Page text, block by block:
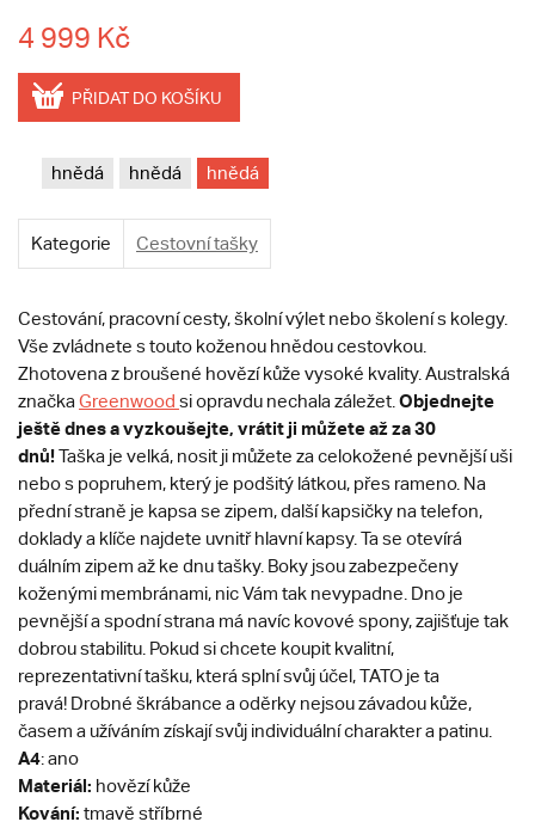
4 999 Kč
PŘIDAT DO KOŠÍKU
hnědá hnědá hnědá
Kategorie Cestovní tašky
Cestování, pracovní cesty, školní výlet nebo školení s kolegy.
Vše zvládnete s touto koženou hnědou cestovkou.
Zhotovena z broušené hovězí kůže vysoké kvality. Australská
značka Greenwood si opravdu nechala záležet. Objednejte
ještě dnes a vyzkoušejte, vrátit ji můžete až za 30
dnů!Taška je velká, nosit ji můžete za celokožené pevnější uši
nebo s popruhem, který je podšitý látkou, přes rameno. Na
přední straně je kapsa se zipem, další kapsičky na telefon,
doklady a klíče najdete uvnitř hlavní kapsy. Ta se otevírá
duálním zipem až ke dnu tašky. Boky jsou zabezpečeny
koženými membránami, nic Vám tak nevypadne. Dno je
pevnější a spodní strana má navíc kovové spony, zajišťuje tak
dobrou stabilitu. Pokud si chcete koupit kvalitní,
reprezentativní tašku, která splní svůj účel, TATO je ta
pravá! Drobné škrábance a oděrky nejsou závadou kůže,
časem a užíváním získají svůj individuální charakter a patinu.
A4: ano
Materiál: hovězí kůže
Kování: tmavě stříbrné